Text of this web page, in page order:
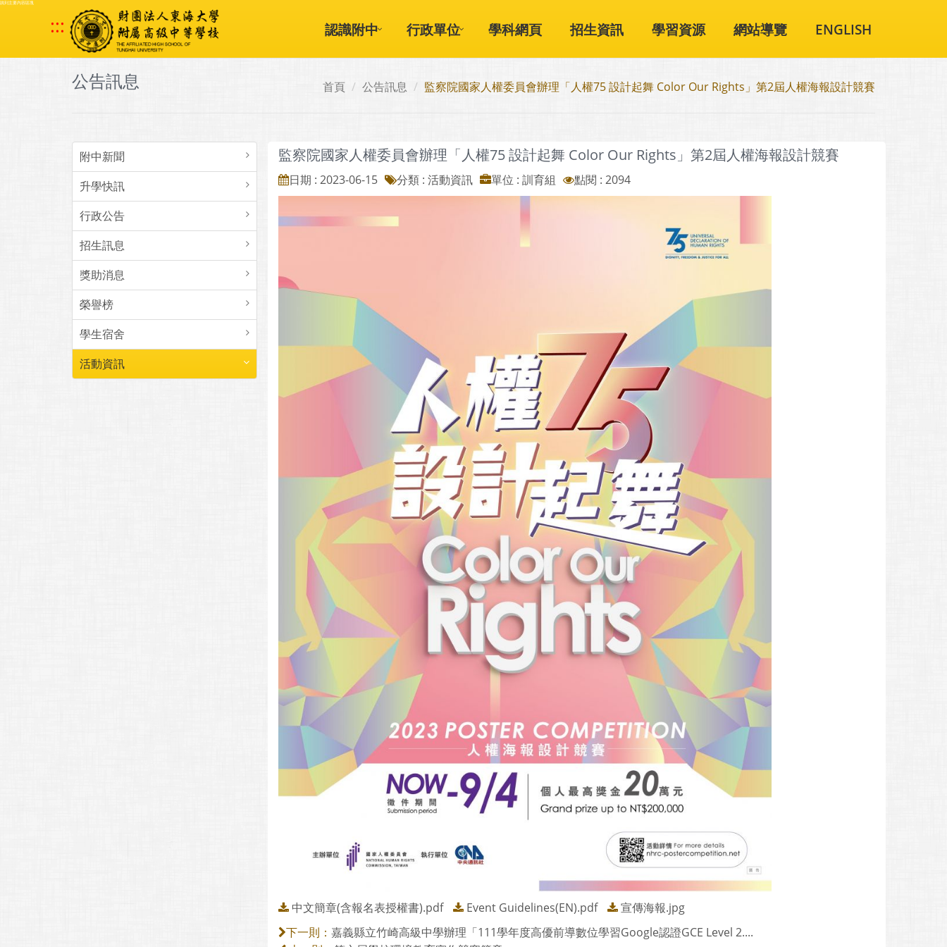
跳到主要內容區塊
::: 認識附中 行政單位 學科網頁 招生資訊 學習資源 網站導覽 ENGLISH
公告訊息 首頁 公告訊息 監察院國家人權委員會辦理「人權75 設計起舞 Color Our Rights」第2屆人權海報設計競賽
附中新聞
升學快訊
行政公告
招生訊息
獎助消息
榮譽榜
學生宿舍
活動資訊
監察院國家人權委員會辦理「人權75 設計起舞 Color Our Rights」第2屆人權海報設計競賽
日期 : 2023-06-15 分類 : 活動資訊 單位 : 訓育組 點閱 : 2094
中文簡章(含報名表授權書).pdf Event Guidelines(EN).pdf 宣傳海報.jpg
下一則： 嘉義縣立竹崎高級中學辦理「111學年度高優前導數位學習Google認證GCE Level 2....